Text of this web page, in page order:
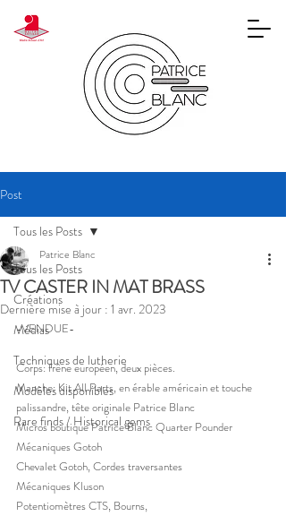
Post
Tous les Posts
Créations
Médias
Techniques de lutherie
Modèles disponibles
Rare finds / Historical gems
Tous les Posts
TV CASTER IN MAT BRASS
Patrice Blanc
Dernière mise à jour : 1 avr. 2023
-VENDUE-
Corps: frêne européen, deux pièces.
Manche: Kit All Parts, en érable américain et touche
palissandre, tête originale Patrice Blanc
Micros boutique Patrice Blanc Quarter Pounder
Mécaniques Gotoh
Chevalet Gotoh, Cordes traversantes
Mécaniques Kluson
Potentiomètres CTS, Bourns,